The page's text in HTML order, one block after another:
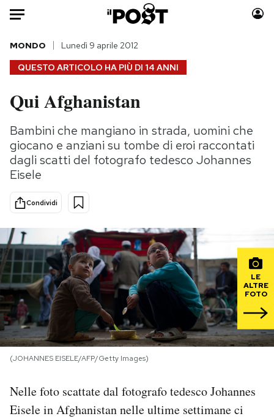
HOME
Italia
Politica
Tecnologia
Internet
Scienza
Cultura
Sport
Consumismi
Storie/Idee
Altrecose
Mondiali calcio 2026
PODCAST
NEWSLETTER
QUESTO ARTICOLO HA PIÙ DI 14 ANNI
MONDO Lunedì 9 aprile 2012
Qui Afghanistan
Bambini che mangiano in strada, uomini che
giocano e anziani su tombe di eroi raccontati
dagli scatti del fotografo tedesco Johannes
Eisele
Condividi
LE
ALTRE
FOTO
(JOHANNES EISELE/AFP/Getty Images)
Nelle foto scattate dal fotografo tedesco Johannes
Eisele in Afghanistan nelle ultime settimane ci